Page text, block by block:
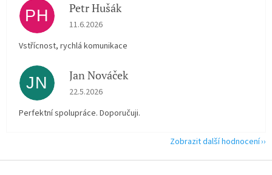
PH Petr Hušák
Hodnocení obchodu je 5 z 5 hvězdiček.
11.6.2026
Vstřícnost, rychlá komunikace
JN Jan Nováček
Hodnocení obchodu je 5 z 5 hvězdiček.
22.5.2026
Perfektní spolupráce. Doporučuji.
Zobrazit další hodnocení
Z